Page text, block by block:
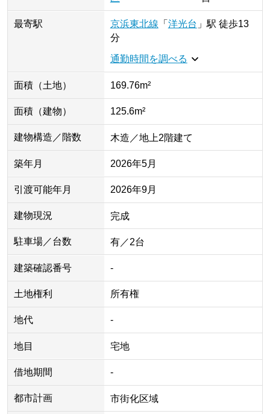
最寄駅 京浜東北線 「 洋光台 」 駅 徒歩13
分
通勤時間を調べる
面積（土地） 169.76m²
面積（建物） 125.6m²
建物構造／階数 木造／地上2階建て
築年月 2026年5月
引渡可能年月 2026年9月
建物現況 完成
駐車場／台数 有／2台
建築確認番号 -
土地権利 所有権
地代 -
地目 宅地
借地期間 -
都市計画 市街化区域